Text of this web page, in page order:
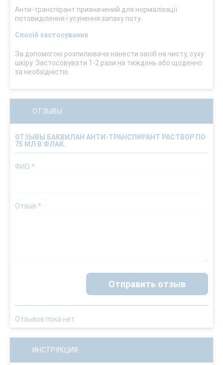
Анти-транспірант призначений для нормалізації
потовиділення і усунення запаху поту.
Спосіб застосування
За допомогою розпилювача нанести засіб на чисту, суху
шкіру. Застосовувати 1-2 рази на тиждень або щоденно
за необхідністю.
ОТЗЫВЫ
ОТЗЫВЫ БАКВИЛАН АНТИ-ТРАНСПИРАНТ РАСТВОР ПО
75 МЛ В ФЛАК.
ФИО *
Отзыв *
Отправить отзыв
Отзывов пока нет
ИНСТРУКЦИЯ